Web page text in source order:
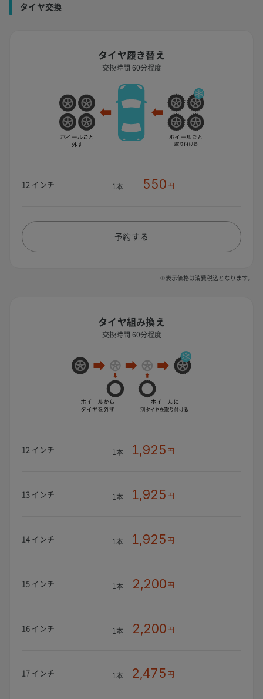
タイヤ交換
タイヤ履き替え
交換時間 60分程度
12 インチ 1本 550円
予約する
※表示価格は消費税込となります。
タイヤ組み換え
交換時間 60分程度
12 インチ 1本 1,925 円
13 インチ 1本 1,925 円
14 インチ 1本 1,925 円
15 インチ 1本 2,200円
16 インチ 1本 2,200円
17 インチ 1本 2,475 円